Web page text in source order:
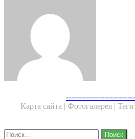
Карта сайта | Фотогалерея | Теги
Close
Найти: